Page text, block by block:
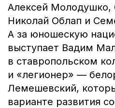
Алексей Молодушко,
Николай Облап и
А за юношескую
выступает Вадим
в ставропольском
и «легионер» —
Лемешевский,
варианте развития